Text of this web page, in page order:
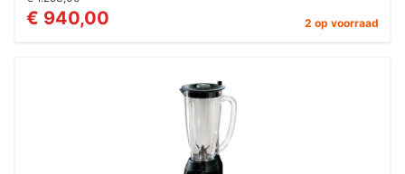
€ 940,00 2 op voorraad